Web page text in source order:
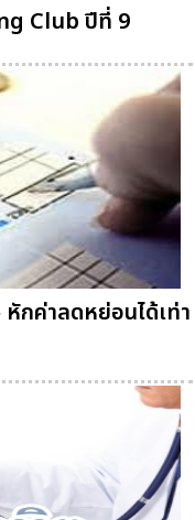
Club ปีที่ 9
กค่าลดหย่อนได้เท่า